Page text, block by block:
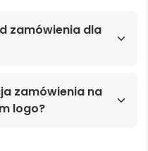
zamówienia dla
zamówienia na
logo?